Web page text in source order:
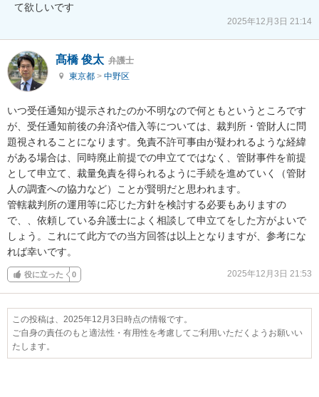
て欲しいです
2025年12月3日 21:14
髙橋 俊太 弁護士
東京都 > 中野区
いつ受任通知が提示されたのか不明なので何ともというところです
が、受任通知前後の弁済や借入等については、裁判所・管財人に問
題視されることになります。免責不許可事由が疑われるような経緯
がある場合は、同時廃止前提での申立てではなく、管財事件を前提
として申立て、裁量免責を得られるように手続を進めていく（管財
人の調査への協力など）ことが賢明だと思われます。
管轄裁判所の運用等に応じた方針を検討する必要もありますの
で、、依頼している弁護士によく相談して申立てをした方がよいで
しょう。これにて此方での当方回答は以上となりますが、参考にな
れば幸いです。
役に立った 0 2025年12月3日 21:53
この投稿は、2025年12月3日時点の情報です。
ご自身の責任のもと適法性・有用性を考慮してご利用いただくようお願いい
たします。